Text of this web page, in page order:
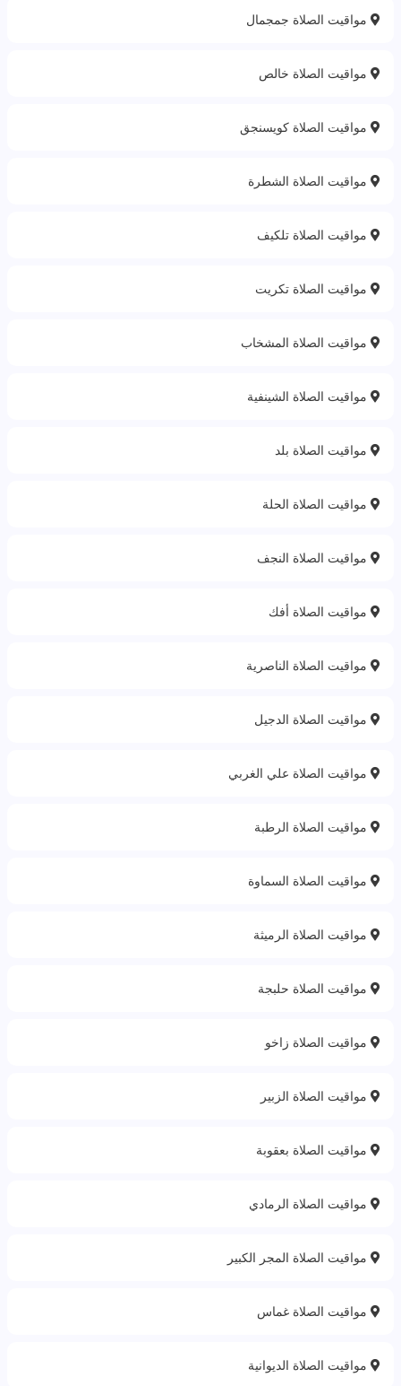
مواقيت الصلاة جمجمال
مواقيت الصلاة خالص
مواقيت الصلاة كويسنجق
مواقيت الصلاة الشطرة
مواقيت الصلاة تلكيف
مواقيت الصلاة تكريت
مواقيت الصلاة المشخاب
مواقيت الصلاة الشينفية
مواقيت الصلاة بلد
مواقيت الصلاة الحلة
مواقيت الصلاة النجف
مواقيت الصلاة أفك
مواقيت الصلاة الناصرية
مواقيت الصلاة الدجيل
مواقيت الصلاة علي الغربي
مواقيت الصلاة الرطبة
مواقيت الصلاة السماوة
مواقيت الصلاة الرميثة
مواقيت الصلاة حلبجة
مواقيت الصلاة زاخو
مواقيت الصلاة الزبير
مواقيت الصلاة بعقوبة
مواقيت الصلاة الرمادي
مواقيت الصلاة المجر الكبير
مواقيت الصلاة غماس
مواقيت الصلاة الديوانية